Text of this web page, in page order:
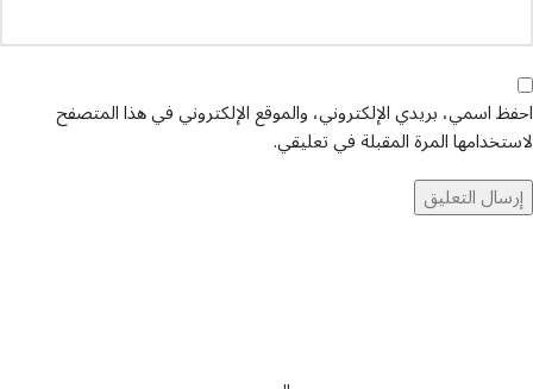
احفظ اسمي، بريدي الإلكتروني، والموقع الإلكتروني في هذا المتصفح
لاستخدامها المرة المقبلة في تعليقي.